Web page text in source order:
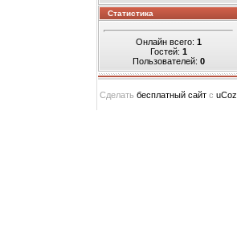
Статистика
Онлайн всего: 1
Гостей: 1
Пользователей: 0
Сделать бесплатный сайт с uCoz